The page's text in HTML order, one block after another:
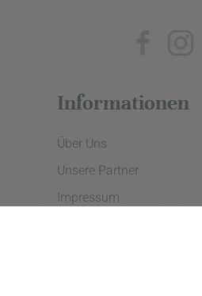
Informationen
Über Uns
Unsere Partner
Impressum